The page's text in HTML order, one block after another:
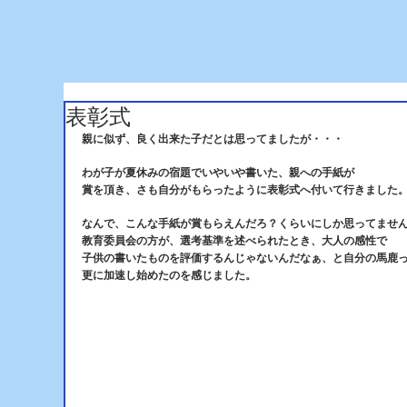
表彰式
親に似ず、良く出来た子だとは思ってましたが・・・
わが子が夏休みの宿題でいやいや書いた、親への手紙が
賞を頂き、さも自分がもらったように表彰式へ付いて行きました
なんで、こんな手紙が賞もらえんだろ？くらいにしか思ってませ
教育委員会の方が、選考基準を述べられたとき、大人の感性で
子供の書いたものを評価するんじゃないんだなぁ、と自分の馬鹿
更に加速し始めたのを感じました。